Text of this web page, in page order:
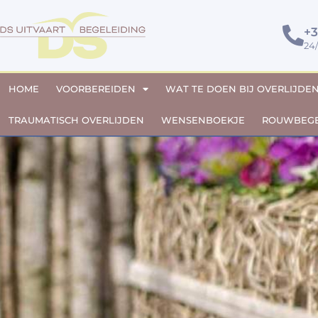
HOME VOORBEREIDEN WAT TE DOEN BIJ OVERLIJDEN
TRAUMATISCH OVERLIJDEN WENSENBOEKJE